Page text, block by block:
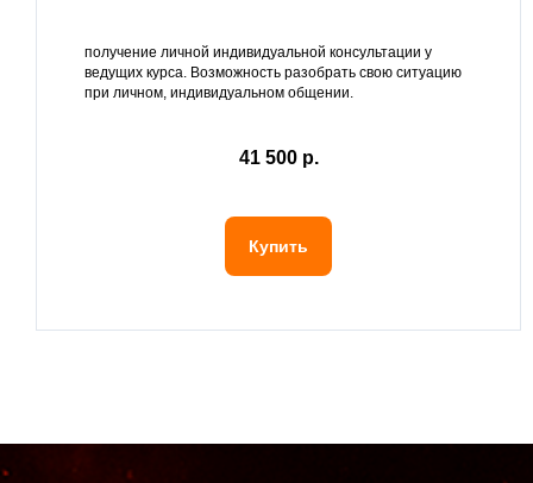
получение личной индивидуальной консультации у
ведущих курса. Возможность разобрать свою ситуацию
при личном, индивидуальном общении.
41 500 р.
Купить